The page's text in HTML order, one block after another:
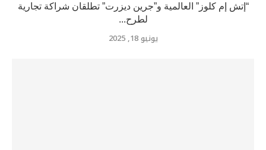
“إتش إم كلوز” العالمية و”جرين ديزرت” تطلقان شراكة تجارية
لطرح...
يونيو 18, 2025